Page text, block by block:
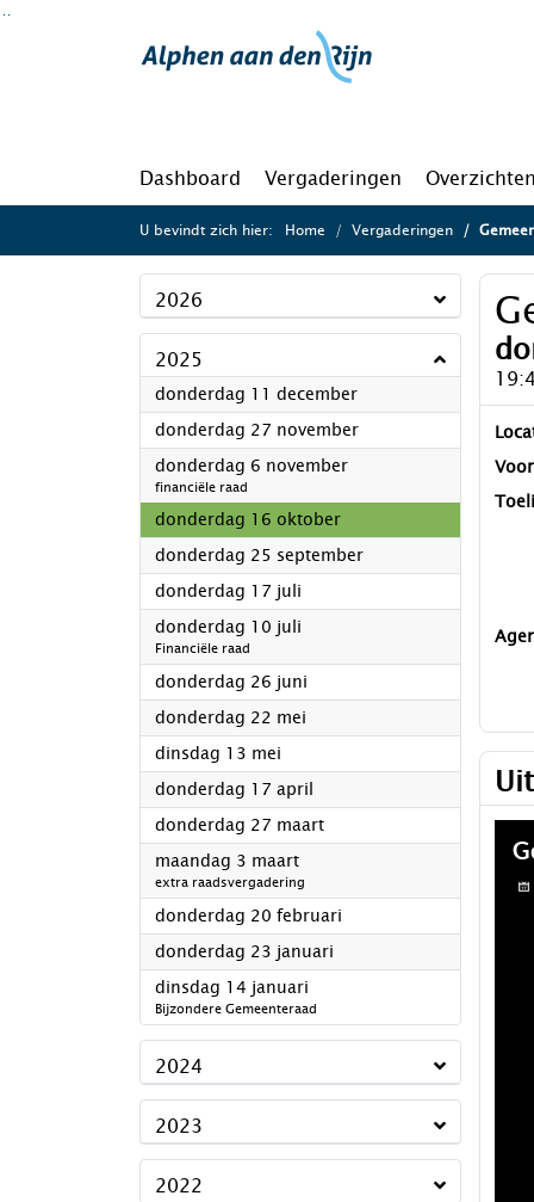
Ga naar de inhoud van deze pagina
Dashboard Vergaderingen
U bevindt zich hier: Home Vergaderingen
2026
2025
donderdag 11 december2025
donderdag 27 november2025
donderdag 6 november2025
financiële raad
donderdag 16 oktober2025
donderdag 25 september2025
donderdag 17 juli
donderdag 10 juli
Financiële raad
donderdag 26 juni
donderdag 22 mei
dinsdag 13 mei
donderdag 17 april
donderdag 27 maart2025
maandag 3 maart2025
extra raadsvergadering
donderdag 20 februari
donderdag 23 januari
dinsdag 14 januari
Bijzondere Gemeenteraad
2024
2023
2022